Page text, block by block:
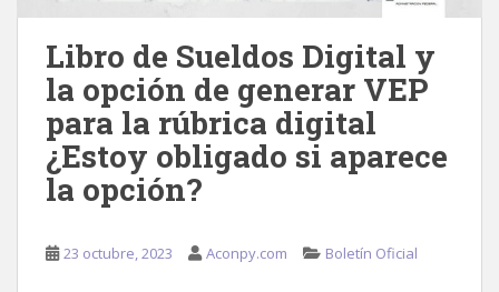
Libro de Sueldos Digital y
la opción de generar VEP
para la rúbrica digital
¿Estoy obligado si aparece
la opción?
23 octubre, 2023 Aconpy.com Boletín Oficial